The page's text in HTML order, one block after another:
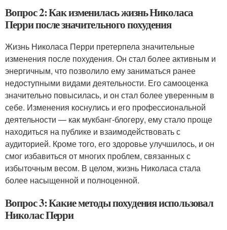
Вопрос 2: Как изменилась жизнь Николаса
Перри после значительного похудения
Жизнь Николаса Перри претерпела значительные
изменения после похудения. Он стал более активным и
энергичным, что позволило ему заниматься ранее
недоступными видами деятельности. Его самооценка
значительно повысилась, и он стал более уверенным в
себе. Изменения коснулись и его профессиональной
деятельности — как мукбанг-блогеру, ему стало проще
находиться на публике и взаимодействовать с
аудиторией. Кроме того, его здоровье улучшилось, и он
смог избавиться от многих проблем, связанных с
избыточным весом. В целом, жизнь Николаса стала
более насыщенной и полноценной.
Вопрос 3: Какие методы похудения использовал
Николас Перри